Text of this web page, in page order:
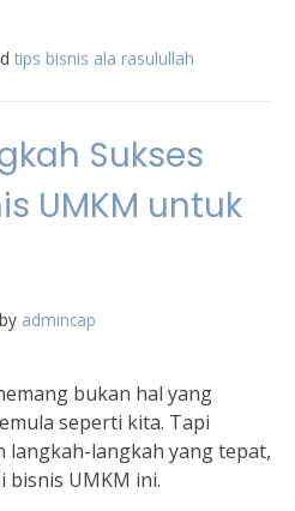
tips bisnis ala rasulullah
Sukses
UMKM untuk
by admincap
bukan hal yang
seperti kita. Tapi
langkah-langkah yang tepat,
bisnis UMKM ini.